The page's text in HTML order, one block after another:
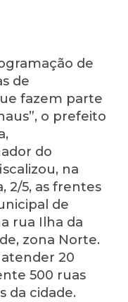
de
de
fazem parte
o prefeito
do
na
2/5, as frentes
de
rua Ilha da
zona Norte.
20
500 ruas
da cidade.